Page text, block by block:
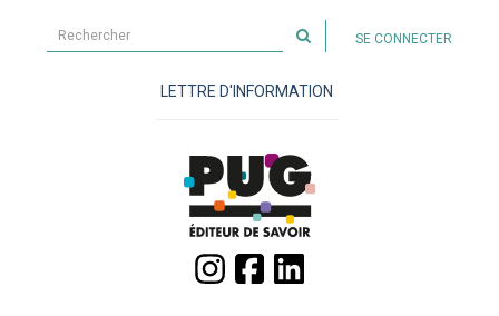
sur
site
SE CONNECTER
LETTRE D'INFORMATION